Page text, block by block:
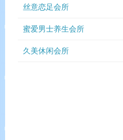
丝意恋足会所
蜜爱男士养生会所
久美休闲会所